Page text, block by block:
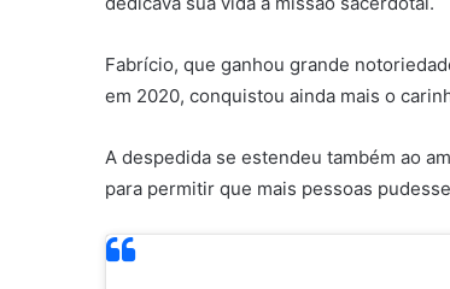
Fabrício, que ganhou grande
em 2020, conquistou ainda mais o
A despedida se estendeu também ao
para permitir que mais pessoas